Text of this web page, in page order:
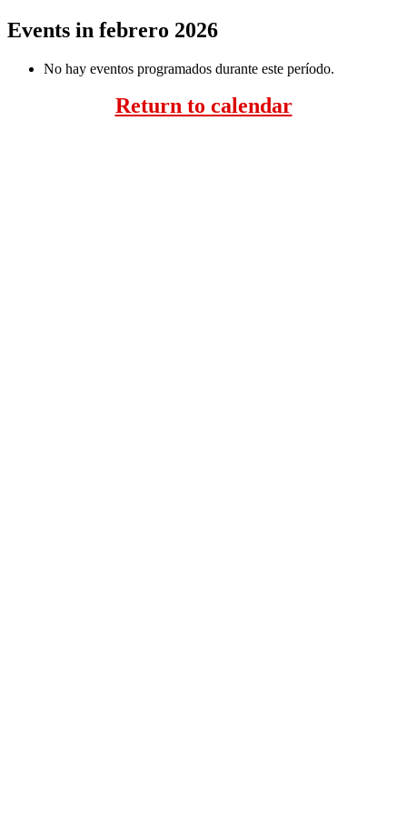
Events in febrero 2026
No hay eventos programados durante este período.
Return to calendar